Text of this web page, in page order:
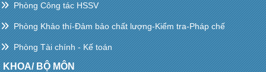
Phòng Công tác HSSV
Phòng Khảo thí-Đảm bảo chất lượng-Kiểm tra-Pháp chế
Phòng Tài chính - Kế toán
KHOA/ BỘ MÔN